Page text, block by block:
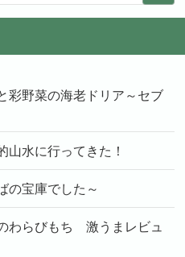
彩野菜の海老ドリア～セブ
山水に行ってきた！
の宝庫でした～
わらびもち 激うまレビュ